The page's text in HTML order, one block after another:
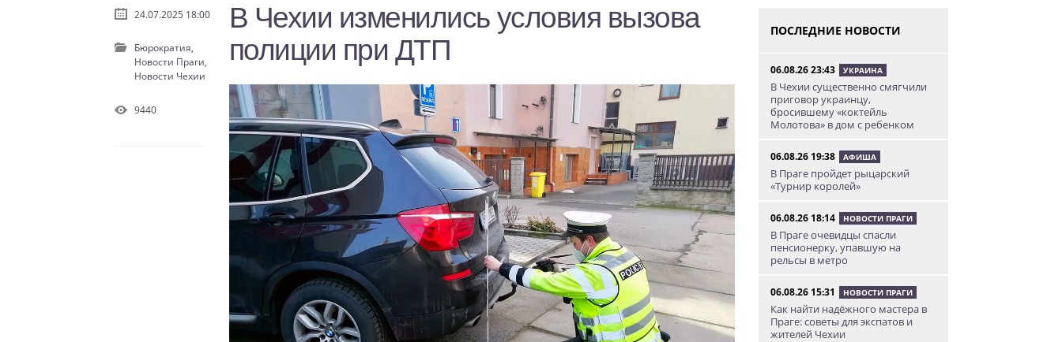
В Чехии изменились условия вызова
полиции при ДТП
24.07.2025 18:00
Бюрократия,
Новости Праги,
Новости Чехии
9440
ПОСЛЕДНИЕ НОВОСТИ
06.08.26 23:43 УКРАИНА
В Чехии существенно смягчили
приговор украинцу,
бросившему «коктейль
Молотова» в дом с ребенком
06.08.26 19:38 АФИША
В Праге пройдет рыцарский
«Турнир королей»
06.08.26 18:14 НОВОСТИ ПРАГИ
В Праге очевидцы спасли
пенсионерку, упавшую на
рельсы в метро
06.08.26 15:31 НОВОСТИ ПРАГИ
Как найти надёжного мастера в
Праге: советы для экспатов и
жителей Чехии